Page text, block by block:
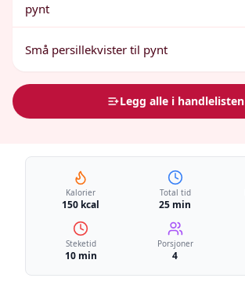
pynt
Små persillekvister til pynt
Legg alle i handlelisten
Kalorier
150 kcal
Total tid
25 min
Steketid
10 min
Porsjoner
4